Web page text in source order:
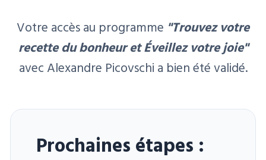
Votre accès au programme "Trouvez votre
recette du bonheur et Éveillez votre joie"
avec Alexandre Picovschi a bien été validé.
Prochaines étapes :